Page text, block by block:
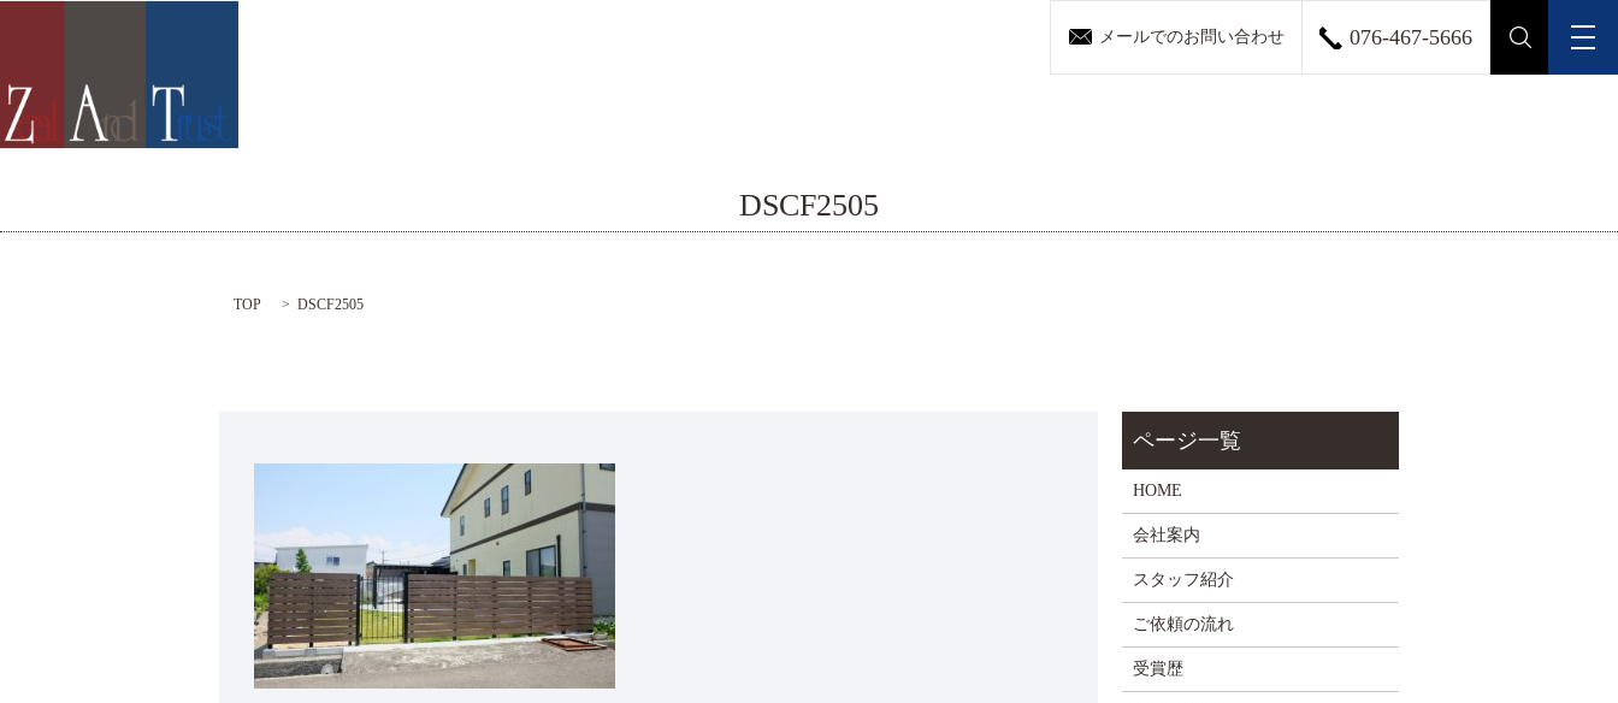
メールでのお問い合わせ 076-467-5666
DSCF2505
TOP DSCF2505
HOME
会社案内
スタッフ紹介
ご依頼の流れ
受賞歴